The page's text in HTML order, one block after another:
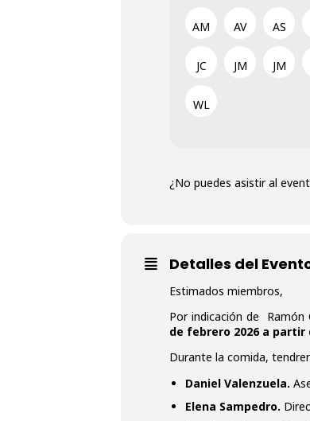
AM AV AS
JC JM JM
WL
¿No puedes asistir al
Detalles del
Estimados miembros,
Por indicación de Ramón
de febrero 2026 a partir
Durante la comida,
Daniel Valenzuela. A
Elena Sampedro.